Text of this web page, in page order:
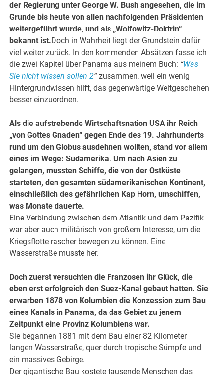
der Regierung unter George W. Bush angesehen, die im
Grunde bis heute von allen nachfolgenden Präsidenten
weitergeführt wurde, und als „Wolfowitz-Doktrin“
bekannt ist.Doch in Wahrheit liegt der Grundstein dafür
viel weiter zurück. In den kommenden Absätzen fasse ich
die zwei Kapitel über Panama aus meinem Buch: “Was
Sie nicht wissen sollen 2“zusammen, weil ein wenig
Hintergrundwissen hilft, das gegenwärtige Weltgeschehen
besser einzuordnen.
Als die aufstrebende Wirtschaftsnation USA ihr Reich
„von Gottes Gnaden“ gegen Ende des 19. Jahrhunderts
rund um den Globus ausdehnen wollten, stand vor allem
eines im Wege: Südamerika. Um nach Asien zu
gelangen, mussten Schiffe, die von der Ostküste
starteten, den gesamten südamerikanischen Kontinent,
einschließlich des gefährlichen Kap Horn, umschiffen,
was Monate dauerte.
Eine Verbindung zwischen dem Atlantik und dem Pazifik
war aber auch militärisch von großem Interesse, um die
Kriegsflotte rascher bewegen zu können. Eine
Wasserstraße musste her.
Doch zuerst versuchten die Franzosen ihr Glück, die
eben erst erfolgreich den Suez-Kanal gebaut hatten. Sie
erwarben 1878 von Kolumbien die Konzession zum Bau
eines Kanals in Panama, da das Gebiet zu jenem
Zeitpunkt eine Provinz Kolumbiens war.
Sie begannen 1881 mit dem Bau einer 82 Kilometer
langen Wasserstraße, quer durch tropische Sümpfe und
ein massives Gebirge.
Der gigantische Bau kostete tausende Menschen das